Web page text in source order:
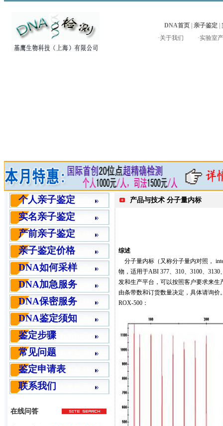
DNA首页 亲子鉴定
·关于我们 ·实验室
个人亲子鉴定
实名亲子鉴定
产前亲子鉴定
亲子鉴定价格
DNA如何采样
DNA加急服务
DNA保密服务
DNA鉴定须知
鉴定步骤
常见问题
鉴定申请表
联系我们
在线问答
产品与技术 分子量内标
综述
分子量内标（又称分子量内对照，
物，适用于ABI 377、310、3100、
发和生产平台，可以按照客户要求来
由条带数和订货数量决定，具体请询价
ROX-500：